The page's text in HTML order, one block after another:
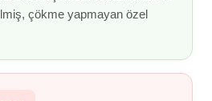
çökme yapmayan özel